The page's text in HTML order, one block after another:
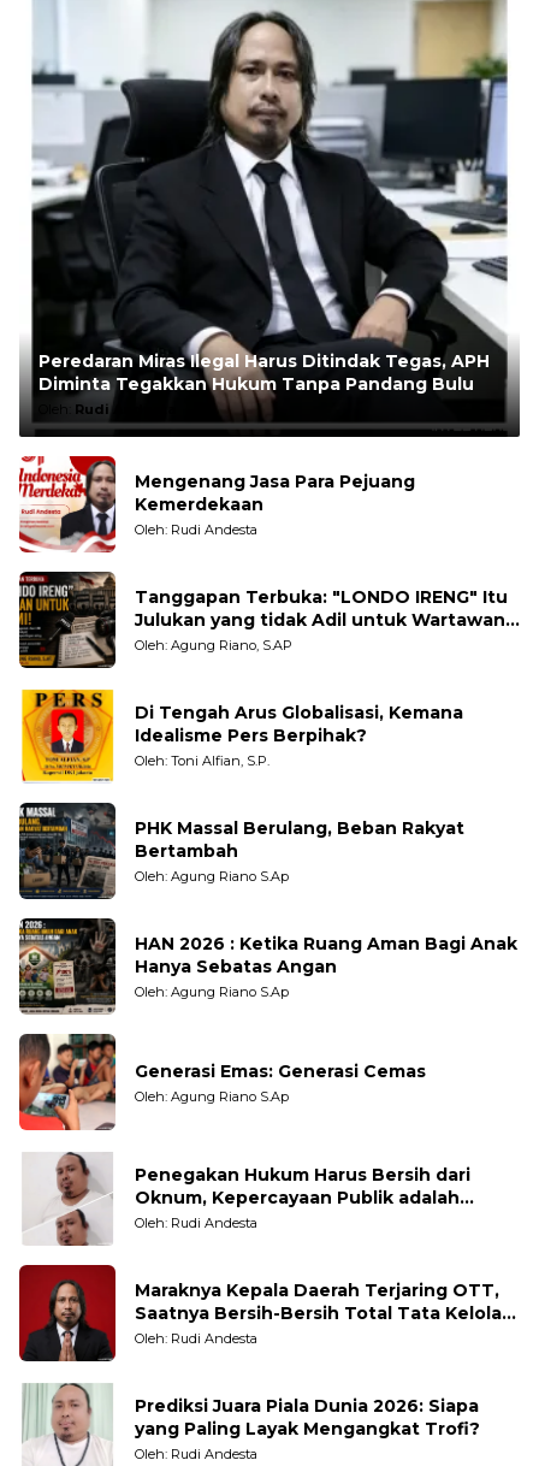
Peredaran Miras Ilegal Harus Ditindak Tegas, APH
Diminta Tegakkan Hukum Tanpa Pandang Bulu
Oleh: Rudi Andesta
Mengenang Jasa Para Pejuang
Kemerdekaan
Oleh: Rudi Andesta
Tanggapan Terbuka: "LONDO IRENG" Itu
Julukan yang tidak Adil untuk Wartawan,
Pengamat dan LSM
Oleh: Agung Riano, S.AP
Di Tengah Arus Globalisasi, Kemana
Idealisme Pers Berpihak?
Oleh: Toni Alfian, S.P.
PHK Massal Berulang, Beban Rakyat
Bertambah
Oleh: Agung Riano S.Ap
HAN 2026 : Ketika Ruang Aman Bagi Anak
Hanya Sebatas Angan
Oleh: Agung Riano S.Ap
Generasi Emas: Generasi Cemas
Oleh: Agung Riano S.Ap
Penegakan Hukum Harus Bersih dari
Oknum, Kepercayaan Publik adalah
Taruhannya
Oleh: Rudi Andesta
Maraknya Kepala Daerah Terjaring OTT,
Saatnya Bersih-Bersih Total Tata Kelola
Pemerintahan
Oleh: Rudi Andesta
Prediksi Juara Piala Dunia 2026: Siapa
yang Paling Layak Mengangkat Trofi?
Oleh: Rudi Andesta